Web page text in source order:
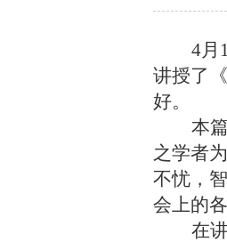
4月
讲授了
好。
本
之学者
不忧，
会上的
在